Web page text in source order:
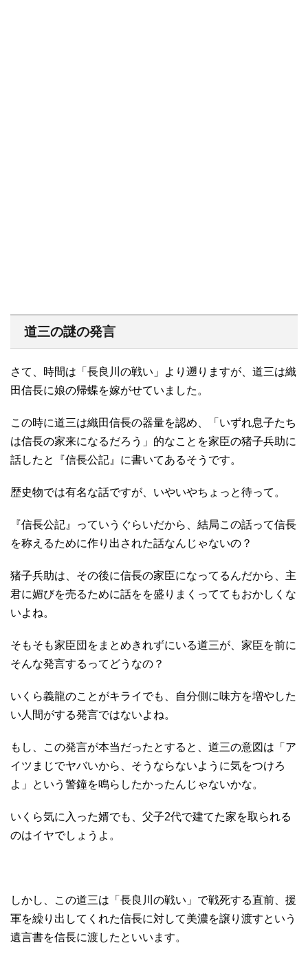
道三の謎の発言
さて、時間は「長良川の戦い」より遡りますが、道三は織
田信長に娘の帰蝶を嫁がせていました。
この時に道三は織田信長の器量を認め、「いずれ息子たち
は信長の家来になるだろう」的なことを家臣の猪子兵助に
話したと『信長公記』に書いてあるそうです。
歴史物では有名な話ですが、いやいやちょっと待って。
『信長公記』っていうぐらいだから、結局この話って信長
を称えるために作り出された話なんじゃないの？
猪子兵助は、その後に信長の家臣になってるんだから、主
君に媚びを売るために話をを盛りまくっててもおかしくな
いよね。
そもそも家臣団をまとめきれずにいる道三が、家臣を前に
そんな発言するってどうなの？
いくら義龍のことがキライでも、自分側に味方を増やした
い人間がする発言ではないよね。
もし、この発言が本当だったとすると、道三の意図は「ア
イツまじでヤバいから、そうならないように気をつけろ
よ」という警鐘を鳴らしたかったんじゃないかな。
いくら気に入った婿でも、父子2代で建てた家を取られる
のはイヤでしょうよ。
しかし、この道三は「長良川の戦い」で戦死する直前、援
軍を繰り出してくれた信長に対して美濃を譲り渡すという
遺言書を信長に渡したといいます。